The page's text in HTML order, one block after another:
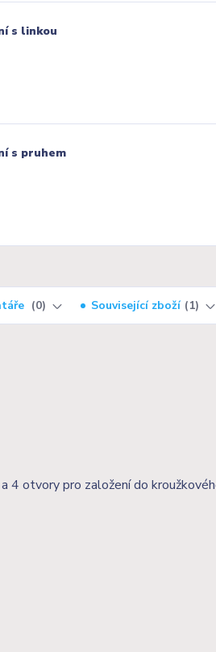
s linkou
s pruhem
0 Související zboží 1
4 otvory pro založení do